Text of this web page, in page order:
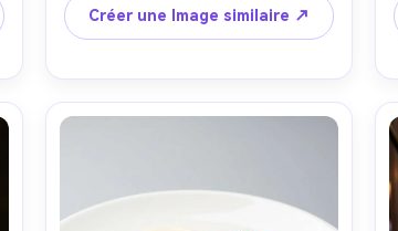
tasse d'espresso floue derrière, une
lumière chaude en tungstène, prise
profondeur de champ peu
profonde, photoréaliste et
Créer une Image similaire ↗